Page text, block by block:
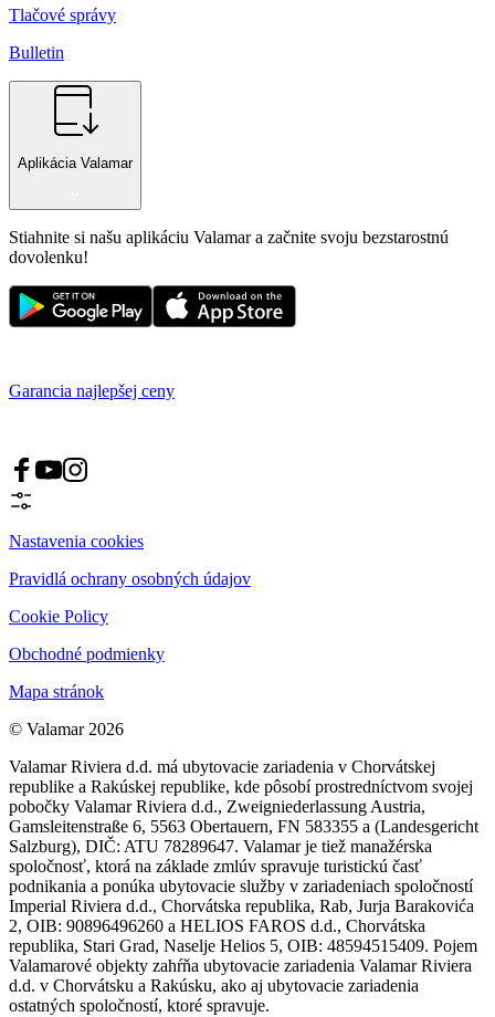
Tlačové správy
Bulletin
Aplikácia Valamar
Stiahnite si našu aplikáciu Valamar a začnite svoju bezstarostnú
dovolenku!
Garancia najlepšej ceny
Nastavenia cookies
Pravidlá ochrany osobných údajov
Cookie Policy
Obchodné podmienky
Mapa stránok
© Valamar 2026
Valamar Riviera d.d. má ubytovacie zariadenia v Chorvátskej
republike a Rakúskej republike, kde pôsobí prostredníctvom svojej
pobočky Valamar Riviera d.d., Zweigniederlassung Austria,
Gamsleitenstraße 6, 5563 Obertauern, FN 583355 a (Landesgericht
Salzburg), DIČ: ATU 78289647. Valamar je tiež manažérska
spoločnosť, ktorá na základe zmlúv spravuje turistickú časť
podnikania a ponúka ubytovacie služby v zariadeniach spoločností
Imperial Riviera d.d., Chorvátska republika, Rab, Jurja Barakovića
2, OIB: 90896496260 a HELIOS FAROS d.d., Chorvátska
republika, Stari Grad, Naselje Helios 5, OIB: 48594515409. Pojem
Valamarové objekty zahŕňa ubytovacie zariadenia Valamar Riviera
d.d. v Chorvátsku a Rakúsku, ako aj ubytovacie zariadenia
ostatných spoločností, ktoré spravuje.